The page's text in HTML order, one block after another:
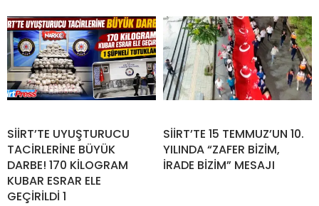
SİİRT’TE UYUŞTURUCU
TACİRLERİNE BÜYÜK
DARBE! 170 KİLOGRAM
KUBAR ESRAR ELE
GEÇİRİLDİ 1
SİİRT’TE 15 TEMMUZ’UN 10.
YILINDA “ZAFER BİZİM,
İRADE BİZİM” MESAJI